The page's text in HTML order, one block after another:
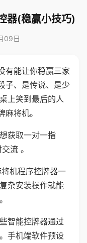
器(稳赢小技巧)
09日
有能让你稳赢三家
子、是传说、是少
上笑到最后的人
将机。
获取一对一指
流 。
机程序控牌器一
杂安装操作就能
智能控牌器通过
手机端软件预设